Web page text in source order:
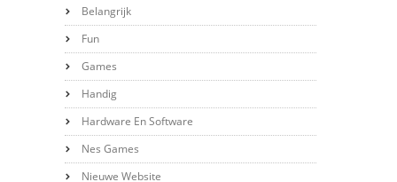
Belangrijk
Fun
Games
Handig
Hardware En Software
Nes Games
Nieuwe Website